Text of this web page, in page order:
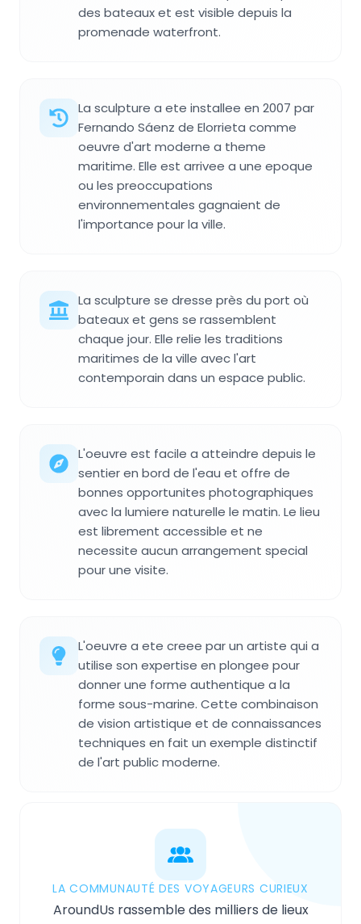
des bateaux et est visible depuis la
promenade waterfront.
La sculpture a ete installee en 2007 par
Fernando Sáenz de Elorrieta comme
oeuvre d'art moderne a theme
maritime. Elle est arrivee a une epoque
ou les preoccupations
environnementales gagnaient de
l'importance pour la ville.
La sculpture se dresse près du port où
bateaux et gens se rassemblent
chaque jour. Elle relie les traditions
maritimes de la ville avec l'art
contemporain dans un espace public.
L'oeuvre est facile a atteindre depuis le
sentier en bord de l'eau et offre de
bonnes opportunites photographiques
avec la lumiere naturelle le matin. Le lieu
est librement accessible et ne
necessite aucun arrangement special
pour une visite.
L'oeuvre a ete creee par un artiste qui a
utilise son expertise en plongee pour
donner une forme authentique a la
forme sous-marine. Cette combinaison
de vision artistique et de connaissances
techniques en fait un exemple distinctif
de l'art public moderne.
LA COMMUNAUTÉ DES VOYAGEURS CURIEUX
AroundUs rassemble des milliers de lieux